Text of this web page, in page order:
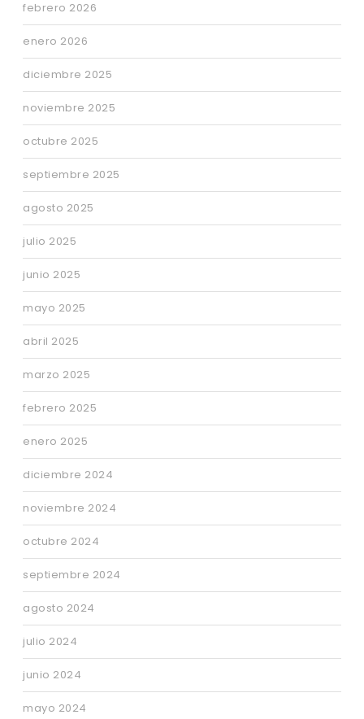
febrero 2026
enero 2026
diciembre 2025
noviembre 2025
octubre 2025
septiembre 2025
agosto 2025
julio 2025
junio 2025
mayo 2025
abril 2025
marzo 2025
febrero 2025
enero 2025
diciembre 2024
noviembre 2024
octubre 2024
septiembre 2024
agosto 2024
julio 2024
junio 2024
mayo 2024